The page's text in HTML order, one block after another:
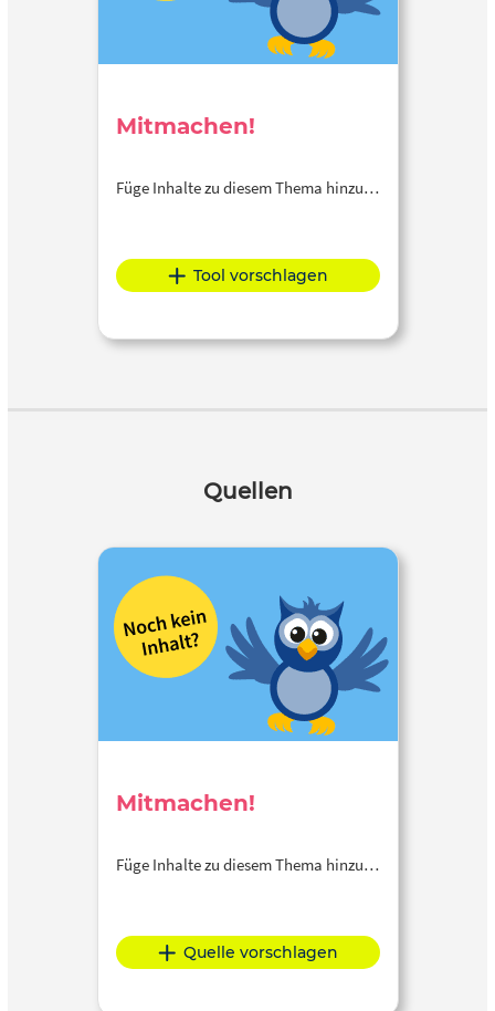
Mitmachen!
Füge Inhalte zu diesem Thema hinzu…
Tool vorschlagen
Quellen
Mitmachen!
Füge Inhalte zu diesem Thema hinzu…
Quelle vorschlagen